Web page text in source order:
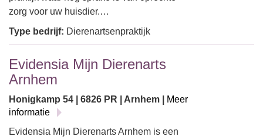
zorg voor uw huisdier.…
Type bedrijf: Dierenartsenpraktijk
Evidensia Mijn Dierenarts
Arnhem
Honigkamp 54 | 6826 PR | Arnhem |
Meer
informatie
Evidensia Mijn Dierenarts Arnhem is een